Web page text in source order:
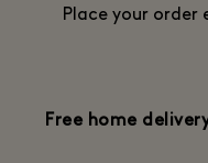
Place your order
Free home